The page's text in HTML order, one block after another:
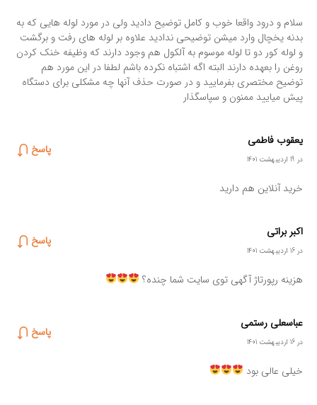
سلام و درود واقعا خوب و کامل توضیح دادید ولی در مورد لوله هایی که به
بدنه یخچال وارد میشن توضیحی ندادید علاوه بر لوله های رفت و برگشت
و لوله کور دو تا لوله موسوم به آلکول هم وجود دارند که وظیفه خنک کردن
روغن را بعهده دارند البته اگه اشتباه نکرده باشم لطفا در این مورد هم
توضیح مختصری بفرمایید و در صورت حذف آنها چه مشکلی برای دستگاه
پیش میایید ممنون و سپاسگذار
یعقوب فاطمی
در 19 اردیبهشت 1401
پاسخ
خرید آنلاین هم دارید
اکبر براتی
در 16 اردیبهشت 1401
پاسخ
هزینه رپورتاژ آگهی توی سایت شما چنده؟
عباسعلی رستمی
در 16 اردیبهشت 1401
پاسخ
خیلی عالی بود